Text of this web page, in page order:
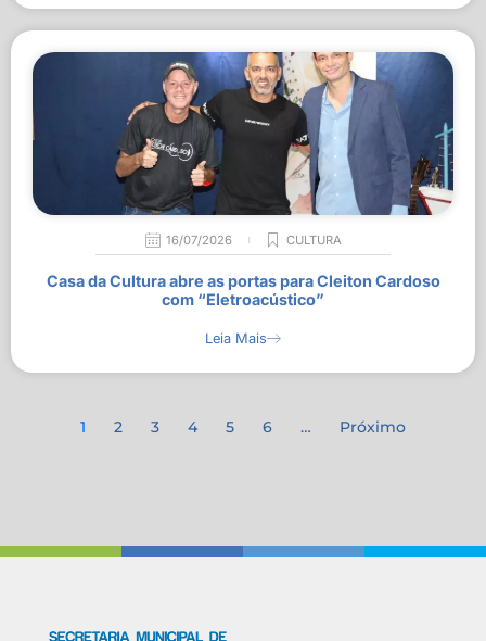
16/07/2026 CULTURA
Casa da Cultura abre as portas para Cleiton Cardoso
com “Eletroacústico”
Leia Mais
1 2 3 4 5 6 … Próximo